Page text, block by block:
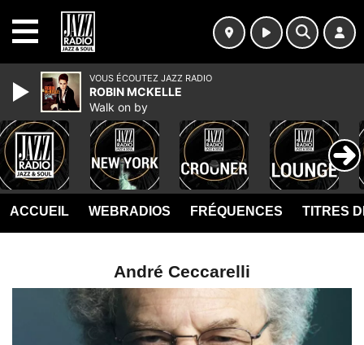
ACCUEIL WEBRADIOS FRÉQUENCES TITRES
André Ceccarelli
VOUS ÉCOUTEZ JAZZ RADIO
ROBIN MCKELLE
Walk on by